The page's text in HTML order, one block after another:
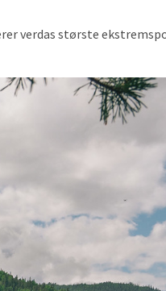
verdas største